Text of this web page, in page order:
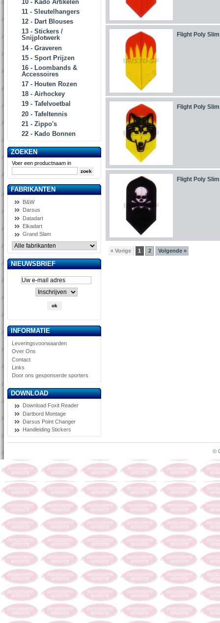
10 - Kado Artikelen
11 - Sleutelhangers
12 - Dart Blouses
13 - Stickers /
Snijplotwerk
14 - Graveren
15 - Sport Prijzen
16 - Loombands &
Accessoires
17 - Houten Rozen
18 - Airhockey
19 - Tafelvoetbal
20 - Tafeltennis
21 - Zippo's
22 - Kado Bonnen
ZOEKEN
Voer een productnaam in
FABRIKANTEN
B&W
Darsus
Datadart
Elkadart
Grand Slam
NIEUWSBRIEF
INFORMATIE
Leveringsvoorwaarden
Over Ons
Contact
Links
Door ons gesponserde sporters
DOWNLOAD
Download Foxit Reader
Dartbord Montage
Darsus Point Changer
Handleiding Stickers
Flight Poly
Flight Poly
Flight Poly
« Vorige 1 2 Volgende »
©